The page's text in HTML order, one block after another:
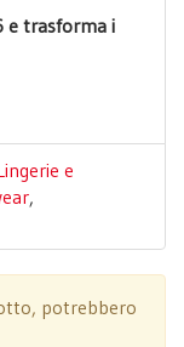
e trasforma i
e
,
potrebbero